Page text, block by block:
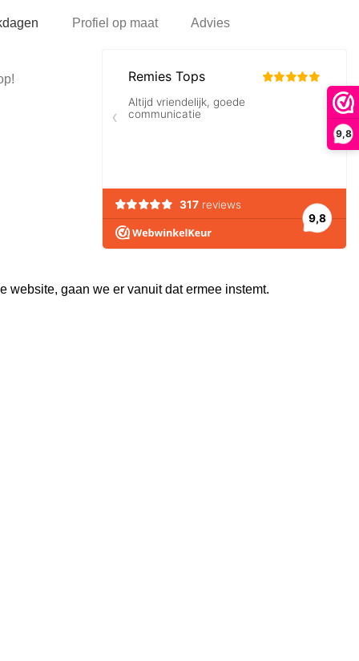
9,8
Profiel op maat Advies
website, gaan we er vanuit dat ermee instemt.